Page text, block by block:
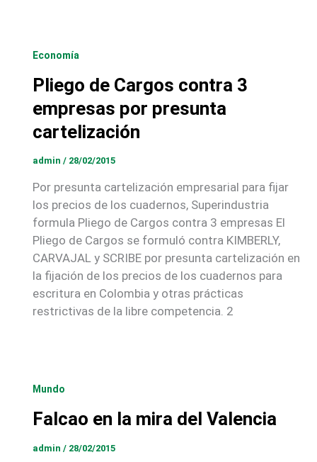
Economía
Pliego de Cargos contra 3
empresas por presunta
cartelización
admin / 28/02/2015
Por presunta cartelización empresarial para fijar
los precios de los cuadernos, Superindustria
formula Pliego de Cargos contra 3 empresas El
Pliego de Cargos se formuló contra KIMBERLY,
CARVAJAL y SCRIBE por presunta cartelización en
la fijación de los precios de los cuadernos para
escritura en Colombia y otras prácticas
restrictivas de la libre competencia. 2
Mundo
Falcao en la mira del Valencia
admin / 28/02/2015